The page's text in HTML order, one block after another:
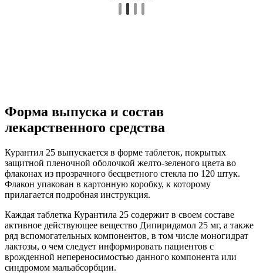
Форма выпуска и состав
лекарственного средства
Курантил 25 выпускается в форме таблеток, покрытых
защитной пленочной оболочкой желто-зеленого цвета во
флаконах из прозрачного бесцветного стекла по 120 штук.
Флакон упакован в картонную коробку, к которому
прилагается подробная инструкция.
Каждая таблетка Курантила 25 содержит в своем составе
активное действующее вещество Дипиридамол 25 мг, а также
ряд вспомогательных компонентов, в том числе моногидрат
лактозы, о чем следует информировать пациентов с
врожденной непереносимостью данного компонента или
синдромом мальабсорбции.